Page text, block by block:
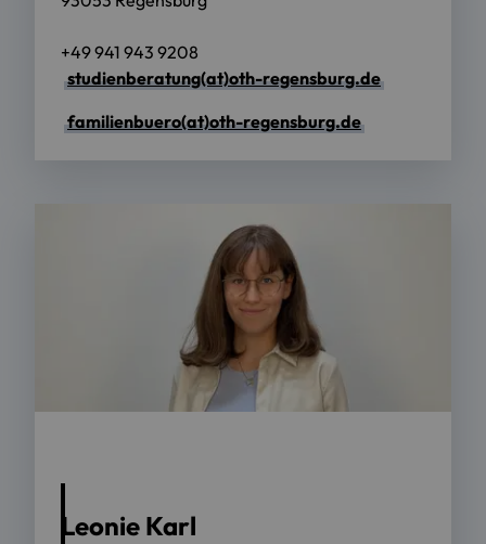
+49 941 943 9208
studienberatung(at)oth-regensburg.de
familienbuero(at)oth-regensburg.de
Leonie Karl